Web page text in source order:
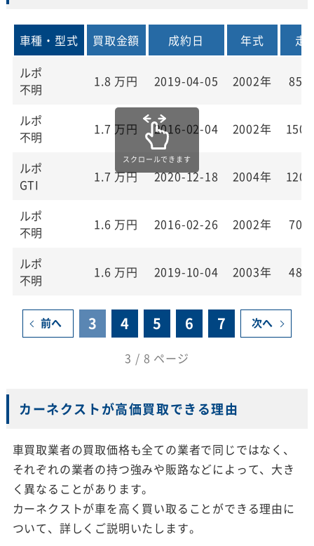
車種・型式 買取金額 成約日 年式
走
ルポ
不明
1.8 万円 2019-04-05 2002年
ルポ
不明
1.7 万円 2016-02-04 2002年
ルポ
GTI
1.7 万円 2020-12-18 2004年
ルポ
不明
1.6 万円 2016-02-26 2002年
ルポ
不明
1.6 万円 2019-10-04 2003年
前へ 3 4 5 6 7 次へ
3 / 8 ページ
カーネクストが高価買取できる理由
車買取業者の買取価格も全ての業者で同じではなく、
それぞれの業者の持つ強みや販路などによって、大き
く異なることがあります。
カーネクストが車を高く買い取ることができる理由に
ついて、詳しくご説明いたします。